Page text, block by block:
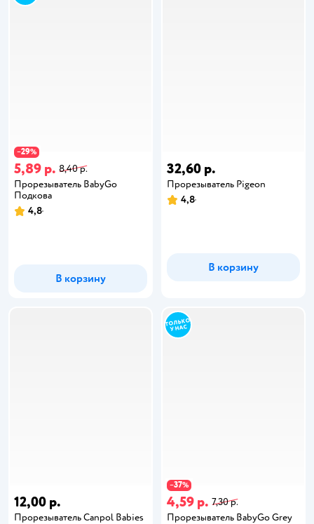
−29%
5,89 р. 8,40 р.
Прорезыватель BabyGo
Подкова
4,8
В корзину
32,60 р.
Прорезыватель Pigeon
4,8
В корзину
12,00 р.
Прорезыватель Canpol Babies
−37%
4,59 р. 7,30 р.
Прорезыватель BabyGo Grey